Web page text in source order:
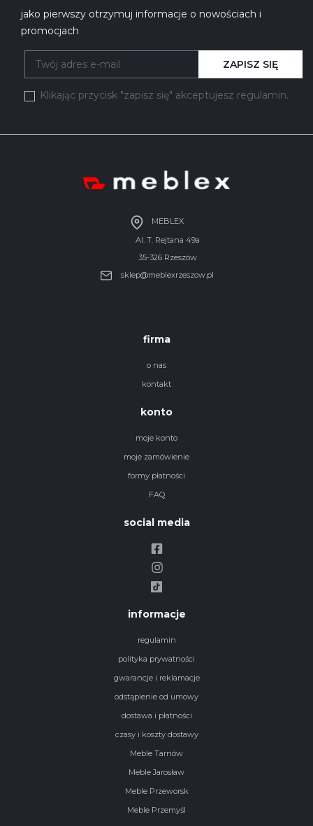
jako pierwszy otrzymuj informacje o nowościach i
promocjach
Klikając przycisk "zapisz się" akceptujesz regulamin.
ZAPISZ SIĘ
MEBLEX
Al. T. Rejtana 49a
35-326 Rzeszów
sklep@meblexrzeszow.pl
firma
o nas
kontakt
konto
moje konto
moje zamówienie
formy płatności
FAQ
social media
informacje
regulamin
polityka prywatności
gwarancje i reklamacje
odstąpienie od umowy
dostawa i płatności
czasy i koszty dostawy
Meble Tarnów
Meble Jarosław
Meble Przeworsk
Meble Przemyśl